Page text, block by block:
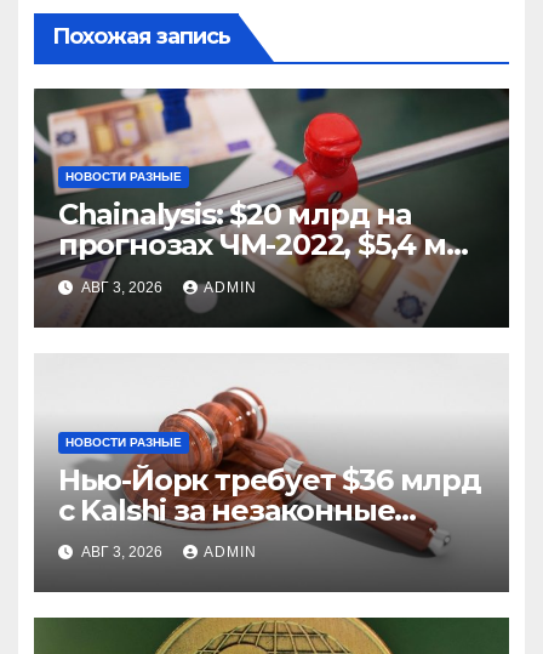
Похожая запись
НОВОСТИ РАЗНЫЕ
Chainalysis: $20 млрд на
прогнозах ЧМ-2022, $5,4 млн
из них незаконные
АВГ 3, 2026 ADMIN
НОВОСТИ РАЗНЫЕ
Нью-Йорк требует $36 млрд
с Kalshi за незаконные
ставки
АВГ 3, 2026 ADMIN